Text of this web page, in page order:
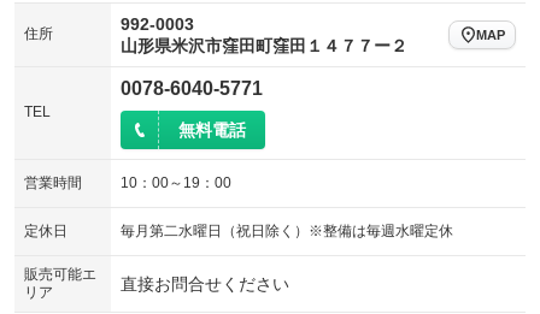
住所
992-0003
山形県米沢市窪田町窪田１４７７ー２
MAP
TEL
0078-6040-5771
無料電話
営業時間 10：00～19：00
定休日 毎月第二水曜日（祝日除く）※整備は毎週水曜定休
販売可能エ
リア
直接お問合せください